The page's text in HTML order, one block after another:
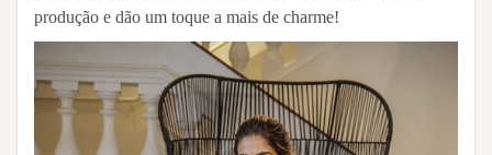
produção e dão um toque a mais de charme!